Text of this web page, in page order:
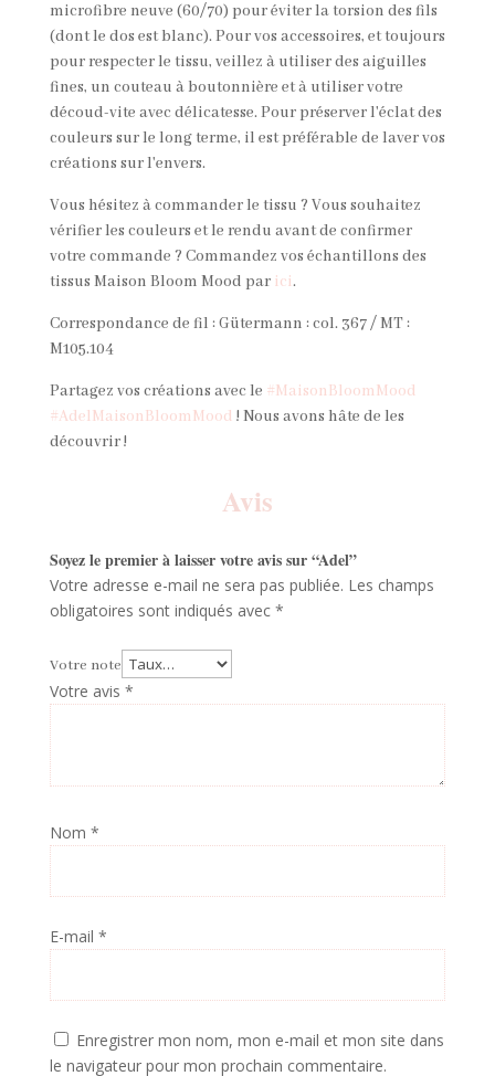
microfibre neuve (60/70) pour éviter la torsion des fils
(dont le dos est blanc). Pour vos accessoires, et toujours
pour respecter le tissu, veillez à utiliser des aiguilles
fines, un couteau à boutonnière et à utiliser votre
découd-vite avec délicatesse. Pour préserver l'éclat des
couleurs sur le long terme, il est préférable de laver vos
créations sur l'envers.
Vous hésitez à commander le tissu ? Vous souhaitez
vérifier les couleurs et le rendu avant de confirmer
votre commande ? Commandez vos échantillons des
tissus Maison Bloom Mood par ici.
Correspondance de fil : Gütermann : col. 367 / MT :
M105.104
Partagez vos créations avec le #MaisonBloomMood
#AdelMaisonBloomMood ! Nous avons hâte de les
découvrir !
Avis
Soyez le premier à laisser votre avis sur “Adel”
Votre adresse e-mail ne sera pas publiée. Les champs
obligatoires sont indiqués avec *
Votre note
Votre avis *
Nom *
E-mail *
Enregistrer mon nom, mon e-mail et mon site dans
le navigateur pour mon prochain commentaire.